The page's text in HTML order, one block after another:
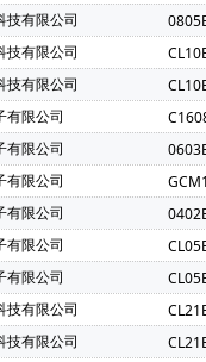
技有限公司
技有限公司
技有限公司
有限公司
有限公司
有限公司
有限公司
有限公司
有限公司
技有限公司
技有限公司